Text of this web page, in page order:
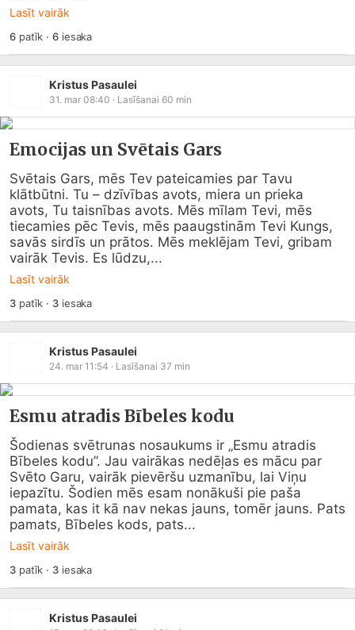
Lasīt vairāk
6patīk ·6iesaka
Kristus Pasaulei
31. mar 08:40 · Lasīšanai 60 min
Emocijas un Svētais Gars
Svētais Gars, mēs Tev pateicamies par Tavu
klātbūtni. Tu – dzīvības avots, miera un prieka
avots, Tu taisnības avots. Mēs mīlam Tevi, mēs
tiecamies pēc Tevis, mēs paaugstinām Tevi Kungs,
savās sirdīs un prātos. Mēs meklējam Tevi, gribam
vairāk Tevis. Es lūdzu,...
Lasīt vairāk
3patīk · 3iesaka
Kristus Pasaulei
24. mar 11:54 · Lasīšanai 37 min
Esmu atradis Bībeles kodu
Šodienas svētrunas nosaukums ir „Esmu atradis
Bībeles kodu”. Jau vairākas nedēļas es mācu par
Svēto Garu, vairāk pievēršu uzmanību, lai Viņu
iepazītu. Šodien mēs esam nonākuši pie paša
pamata, kas it kā nav nekas jauns, tomēr jauns. Pats
pamats, Bībeles kods, pats...
Lasīt vairāk
3patīk · 3iesaka
Kristus Pasaulei